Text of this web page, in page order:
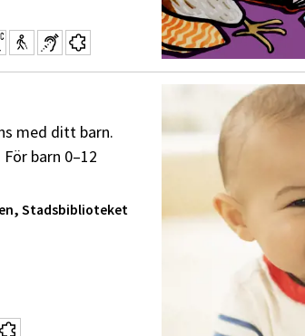
med ditt barn.
barn 0–12
Stadsbiblioteket